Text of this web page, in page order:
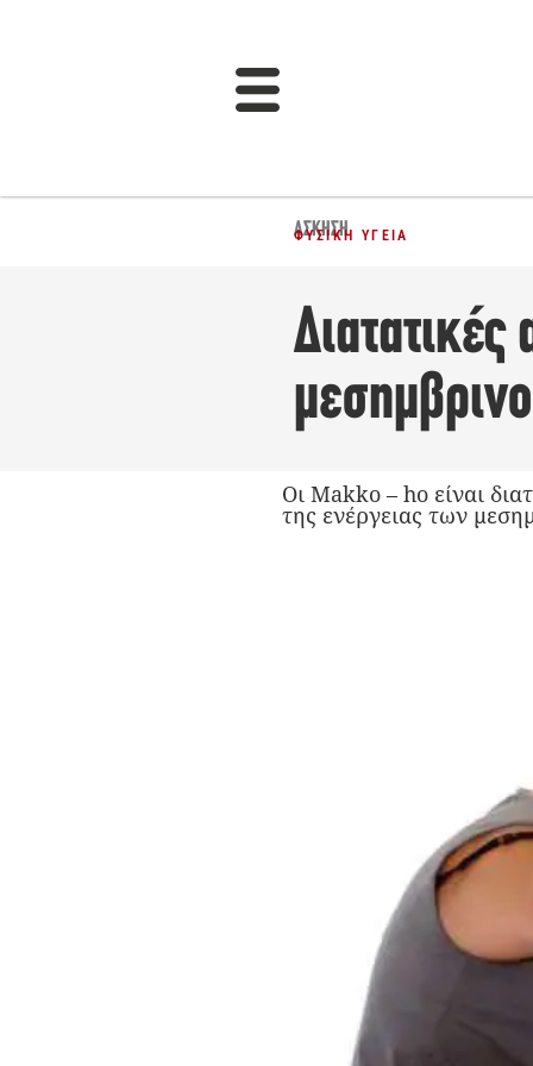
ΆΣΚΗΣΗ
ΦΥΣΙΚΉ ΥΓΕΊΑ
Οι Makko – ho είναι
της ενέργειας των